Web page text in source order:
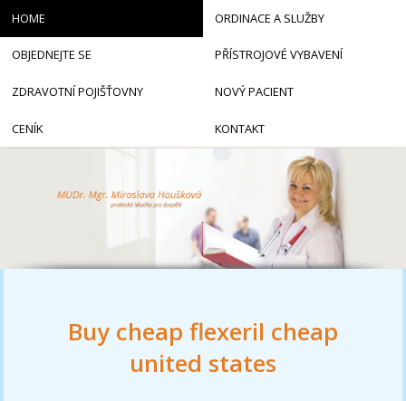
Buy cheap flexeril cheap
united states
HOME ORDINACE A SLUŽBY
OBJEDNEJTE SE PŘÍSTROJOVÉ VYBAVENÍ
ZDRAVOTNÍ POJIŠŤOVNY NOVÝ PACIENT
CENÍK KONTAKT